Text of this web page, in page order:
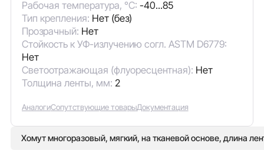
Рабочая температура, °C: -40...85
Тип крепления: Нет (без)
Прозрачный: Нет
Стойкость к УФ-излучению согл. ASTM D6779:
Нет
Светоотражающая (флуоресцентная): Нет
Толщина ленты, мм: 2
АналогиСопутствующие товарыДокументация
Хомут многоразовый, мягкий, на тканевой основе, длина